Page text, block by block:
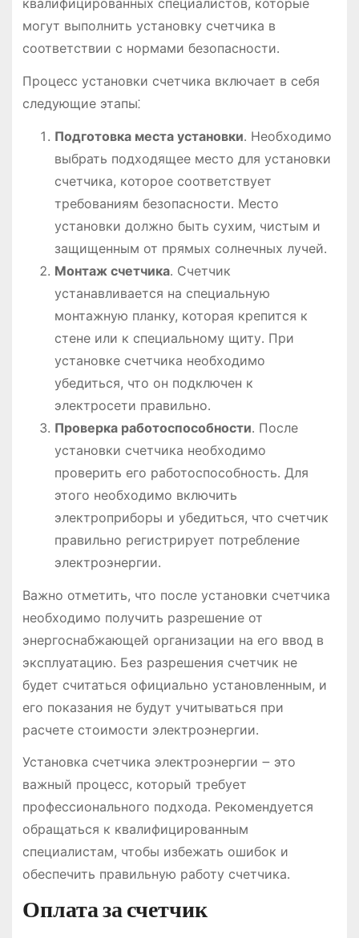
квалифицированных специалистов, которые
могут выполнить установку счетчика в
соответствии с нормами безопасности․
Процесс установки счетчика включает в себя
следующие этапы⁚
Подготовка места установки․ Необходимо
выбрать подходящее место для установки
счетчика, которое соответствует
требованиям безопасности․ Место
установки должно быть сухим, чистым и
защищенным от прямых солнечных лучей․
Монтаж счетчика․ Счетчик
устанавливается на специальную
монтажную планку, которая крепится к
стене или к специальному щиту․ При
установке счетчика необходимо
убедиться, что он подключен к
электросети правильно․
Проверка работоспособности․ После
установки счетчика необходимо
проверить его работоспособность․ Для
этого необходимо включить
электроприборы и убедиться, что счетчик
правильно регистрирует потребление
электроэнергии․
Важно отметить, что после установки счетчика
необходимо получить разрешение от
энергоснабжающей организации на его ввод в
эксплуатацию․ Без разрешения счетчик не
будет считаться официально установленным, и
его показания не будут учитываться при
расчете стоимости электроэнергии․
Установка счетчика электроэнергии ౼ это
важный процесс, который требует
профессионального подхода․ Рекомендуется
обращаться к квалифицированным
специалистам, чтобы избежать ошибок и
обеспечить правильную работу счетчика․
Оплата за счетчик